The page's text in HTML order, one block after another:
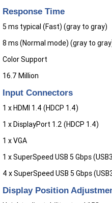
Response Time
5 ms typical (Fast) (gray to gray)
8 ms (Normal mode) (gray to
Color Support
16.7 Million
Input Connectors
1 x HDMI 1.4 (HDCP 1.4)
1 x DisplayPort 1.2 (HDCP 1.4)
1 x VGA
1 x SuperSpeed USB 5 Gbps
4 x SuperSpeed USB 5 Gbps
Display Position